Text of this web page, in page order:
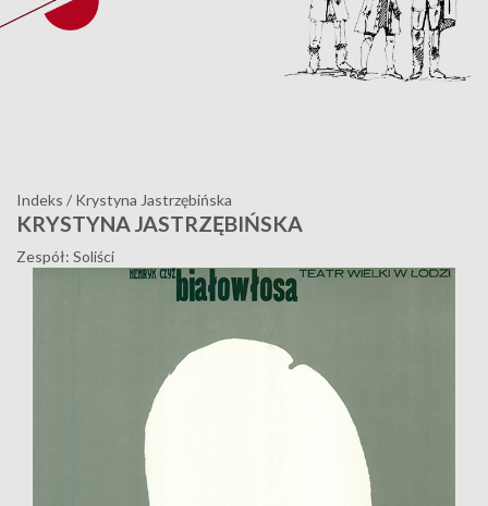
Indeks / Krystyna Jastrzębińska
KRYSTYNA JASTRZĘBIŃSKA
Zespół: Soliści